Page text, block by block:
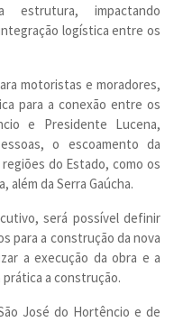
estrutura, impactando
logística entre os
motoristas e moradores,
para a conexão entre os
e Presidente Lucena,
o escoamento da
do Estado, como os
além da Serra Gaúcha.
será possível definir
para a construção da nova
a execução da obra e a
a construção.
José do Hortêncio e de